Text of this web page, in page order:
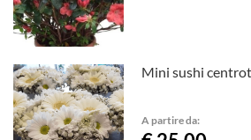
Mini sushi
A partire da: